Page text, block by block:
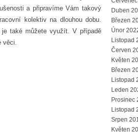
a připravíme Vám takový
kolektiv na dlouhou dobu.
také můžete využít. V případě
věci.
Duben
Březen
Únor
Listopad
Červen
Květen
Březen
Listopad
Leden
Prosinec
Listopad
Srpen
Květen